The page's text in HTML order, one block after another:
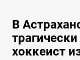
В
хоккеист